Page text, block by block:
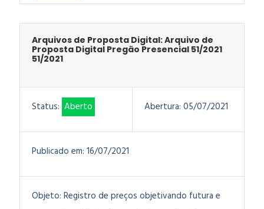
Arquivos de Proposta Digital: Arquivo de
Proposta Digital Pregão Presencial 51/2021
51/2021
Status: Aberto Abertura: 05/07/2021
Publicado em: 16/07/2021
Objeto: Registro de preços objetivando futura e